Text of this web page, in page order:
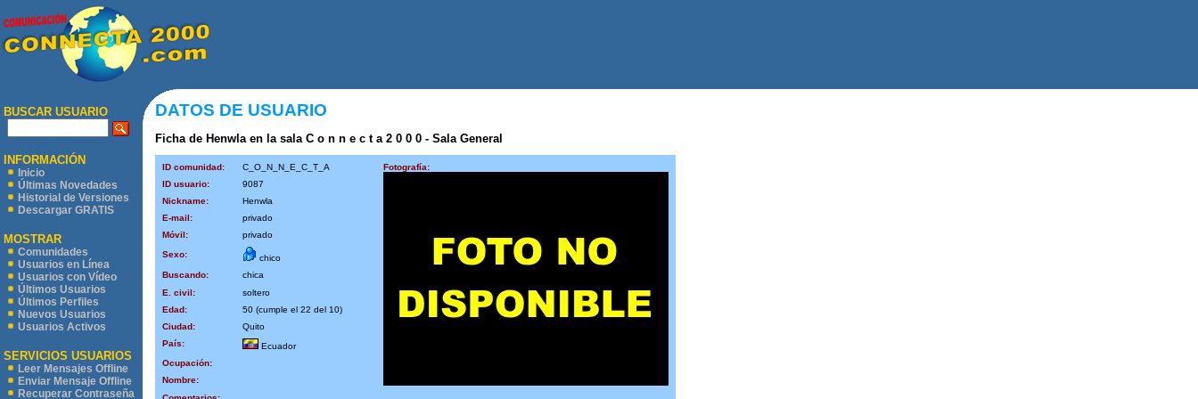
BUSCAR USUARIO
INFORMACIÓN
Inicio
Últimas Novedades
Historial de Versiones
Descargar GRATIS
MOSTRAR
Comunidades
Usuarios en Línea
Usuarios con Vídeo
Últimos Usuarios
Últimos Perfiles
Nuevos Usuarios
Usuarios Activos
SERVICIOS USUARIOS
Leer Mensajes Offline
Enviar Mensaje Offline
Recuperar Contraseña
DATOS DE USUARIO
Ficha de Henwla en la sala C o n n e c t a 2 0 0 0 - Sala General
ID comunidad: C_O_N_N_E_C_T_A
Fotografía:
ID usuario:
9087
Nickname:
Henwla
E-mail:
privado
Móvil:
privado
Sexo:
chico
Buscando:
chica
E. civil:
soltero
Edad:
50 (cumple el 22 del 10)
Ciudad:
Quito
País:
Ecuador
Ocupación:
Nombre: